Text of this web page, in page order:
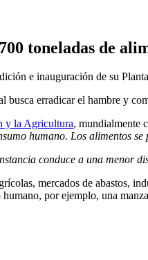
toneladas de
e inauguración de su
busca erradicar el hambre y
y la Agricultura, mundialmente
humano. Los alimentos
conduce a una menor
mercados de abastos,
por ejemplo, una